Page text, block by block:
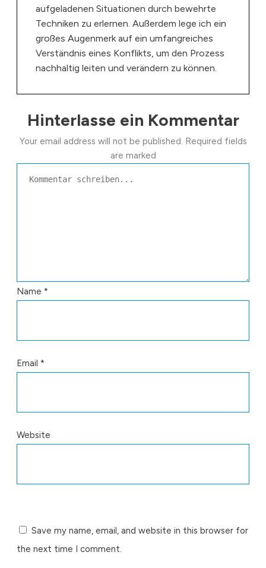
aufgeladenen Situationen durch bewehrte
Techniken zu erlernen. Außerdem lege ich ein
großes Augenmerk auf ein umfangreiches
Verständnis eines Konflikts, um den Prozess
nachhaltig leiten und verändern zu können.
Hinterlasse ein Kommentar
Your email address will not be published. Required fields
are marked
Name *
Email *
Website
Save my name, email, and website in this browser for
the next time I comment.